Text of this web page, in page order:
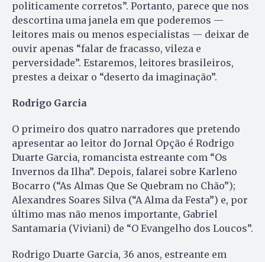
politicamente corretos”. Portanto, parece que nos
descortina uma janela em que poderemos —
leitores mais ou menos especialistas — deixar de
ouvir apenas “falar de fracasso, vileza e
perversidade”. Estaremos, leitores brasileiros,
prestes a deixar o “deserto da imaginação”.
Rodrigo Garcia
O primeiro dos quatro narradores que pretendo
apresentar ao leitor do Jornal Opção é Rodrigo
Duarte Garcia, romancista estreante com “Os
Invernos da Ilha”. Depois, falarei sobre Karleno
Bocarro (“As Almas Que Se Quebram no Chão”);
Alexandres Soares Silva (“A Alma da Festa”) e, por
último mas não menos importante, Gabriel
Santamaria (Viviani) de “O Evangelho dos Loucos”.
Rodrigo Duarte Garcia, 36 anos, estreante em